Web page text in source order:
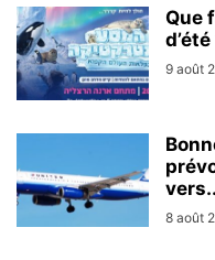
Que
9 août
8 août